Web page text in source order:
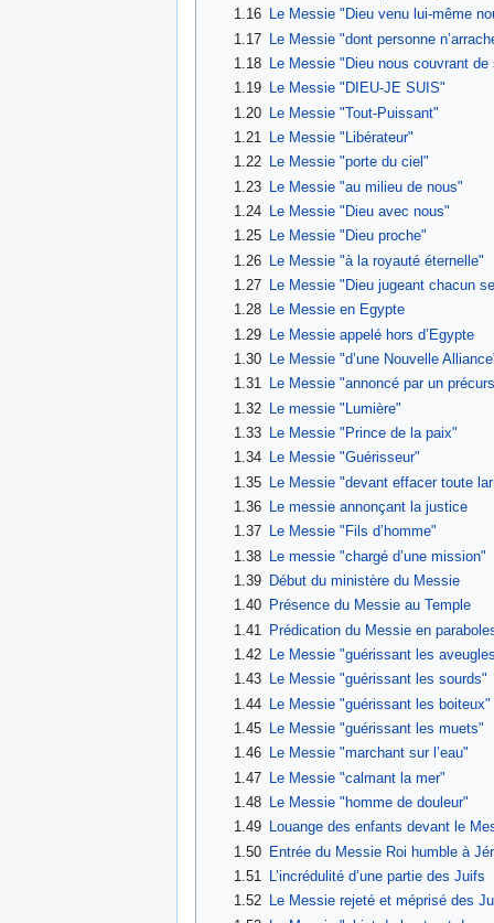
1.16
Le Messie "Dieu venu lui-même
1.17 Le Messie "dont personne
1.18
Le Messie "Dieu nous couvrant de
1.19
Le Messie "DIEU-JE SUIS"
1.20 Le Messie "Tout-Puissant"
1.21
Le Messie "Libérateur"
1.22
Le Messie "porte du ciel"
1.23 Le Messie "au milieu de nous"
1.24
Le Messie "Dieu avec nous"
1.25
Le Messie "Dieu proche"
1.26 Le Messie "à la royauté éternelle"
1.27
Le Messie "Dieu jugeant chacun
1.28
Le Messie en Egypte
1.29 Le Messie appelé hors d’Egypte
1.30
Le Messie "d’une Nouvelle
1.31
Le Messie "annoncé par un
1.32 Le messie "Lumière"
1.33
Le Messie "Prince de la paix"
1.34
Le Messie "Guérisseur"
1.35 Le Messie "devant effacer toute
1.36
Le messie annonçant la justice
1.37
Le Messie "Fils d’homme"
1.38 Le messie "chargé d’une mission"
1.39
Début du ministère du Messie
1.40
Présence du Messie au Temple
1.41
Prédication du Messie en
1.42
Le Messie "guérissant les
1.43
Le Messie "guérissant les sourds"
1.44 Le Messie "guérissant les boiteux"
1.45
Le Messie "guérissant les muets"
1.46
Le Messie "marchant sur l’eau"
1.47 Le Messie "calmant la mer"
1.48
Le Messie "homme de douleur"
1.49
Louange des enfants devant le
1.50 Entrée du Messie Roi humble à
1.51
L’incrédulité d’une partie des Juifs
1.52
Le Messie rejeté et méprisé des